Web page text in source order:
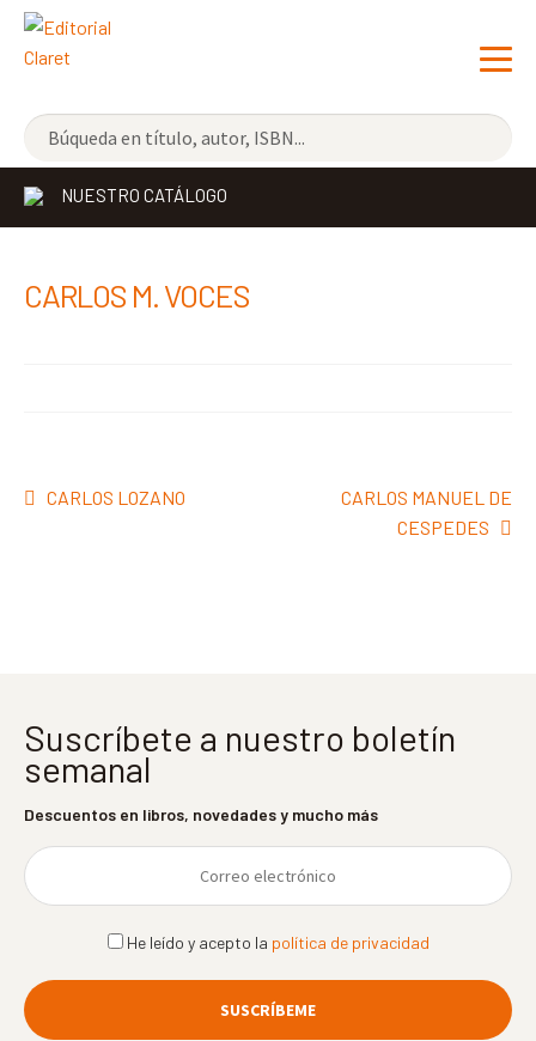
NOVEDADES
LOS MÁS VENDIDOS
NUESTRO CATÁLOGO
CARLOS M. VOCES
Navegación
Anterior:
CARLOS LOZANO Siguiente:
CARLOS MANUEL DE
CESPEDES
Suscríbete a nuestro boletín
semanal
Descuentos en libros, novedades y mucho más
He leído y acepto la política de privacidad